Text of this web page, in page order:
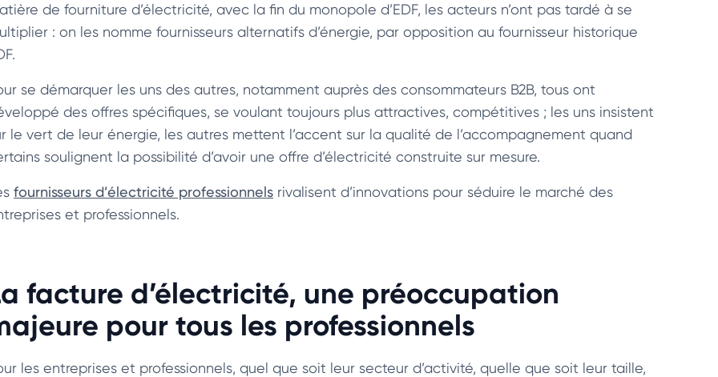
de fourniture d’électricité, avec la fin du monopole d’EDF, les acteurs n’ont pas tardé à se
: on les nomme fournisseurs alternatifs d’énergie, par opposition au fournisseur historique
se démarquer les uns des autres, notamment auprès des consommateurs B2B, tous ont
des offres spécifiques, se voulant toujours plus attractives, compétitives ; les uns insistent
le vert de leur énergie, les autres mettent l’accent sur la qualité de l’accompagnement quand
soulignent la possibilité d’avoir une offre d’électricité construite sur mesure.
fournisseurs d’électricité professionnels rivalisent d’innovations pour séduire le marché des
et professionnels.
facture d’électricité, une préoccupation
pour tous les professionnels
les entreprises et professionnels, quel que soit leur secteur d’activité, quelle que soit leur taille,